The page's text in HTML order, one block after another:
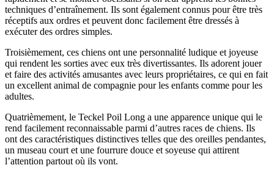
techniques d’entraînement. Ils sont également connus pour être très
réceptifs aux ordres et peuvent donc facilement être dressés à
exécuter des ordres simples.
Troisièmement, ces chiens ont une personnalité ludique et joyeuse
qui rendent les sorties avec eux très divertissantes. Ils adorent jouer
et faire des activités amusantes avec leurs propriétaires, ce qui en fait
un excellent animal de compagnie pour les enfants comme pour les
adultes.
Quatrièmement, le Teckel Poil Long a une apparence unique qui le
rend facilement reconnaissable parmi d’autres races de chiens. Ils
ont des caractéristiques distinctives telles que des oreilles pendantes,
un museau court et une fourrure douce et soyeuse qui attirent
l’attention partout où ils vont.